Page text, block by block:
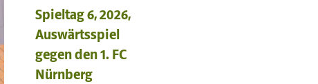
Spieltag 6, 2026,
Auswärtsspiel
gegen den 1. FC
Nürnberg